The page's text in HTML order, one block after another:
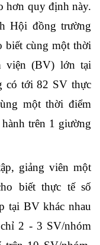
hơn quy định này.
Hội đồng trường
biết cùng một thời
viện (BV) lớn tại
có tới 82 SV thực
một thời điểm
trên 1 giường
giảng viên một
biết thực tế số
tại BV khác nhau
2 - 3 SV/nhóm